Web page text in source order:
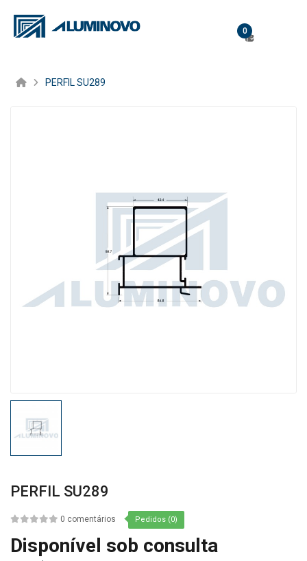
0
PERFIL SU289
PERFIL SU289
0 comentários Pedidos (0)
Disponível sob consulta